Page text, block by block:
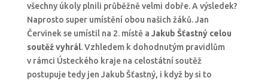
všechny úkoly plnili průběžně velmi dobře. A výsledek?
Naprosto super umístění obou našich žáků. Jan
Červinek se umístil na 2. místě a Jakub Šťastný celou
soutěž vyhrál. Vzhledem k dohodnutým pravidlům
v rámci Ústeckého kraje na celostátní soutěž
postupuje tedy jen Jakub Šťastný, i když by si to